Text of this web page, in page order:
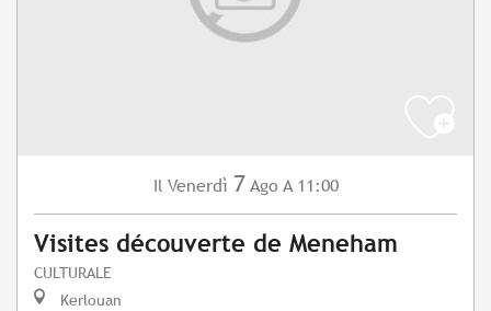
Il Venerdì 7 Ago A 11:00
Visites découverte de Meneham
CULTURALE
Kerlouan